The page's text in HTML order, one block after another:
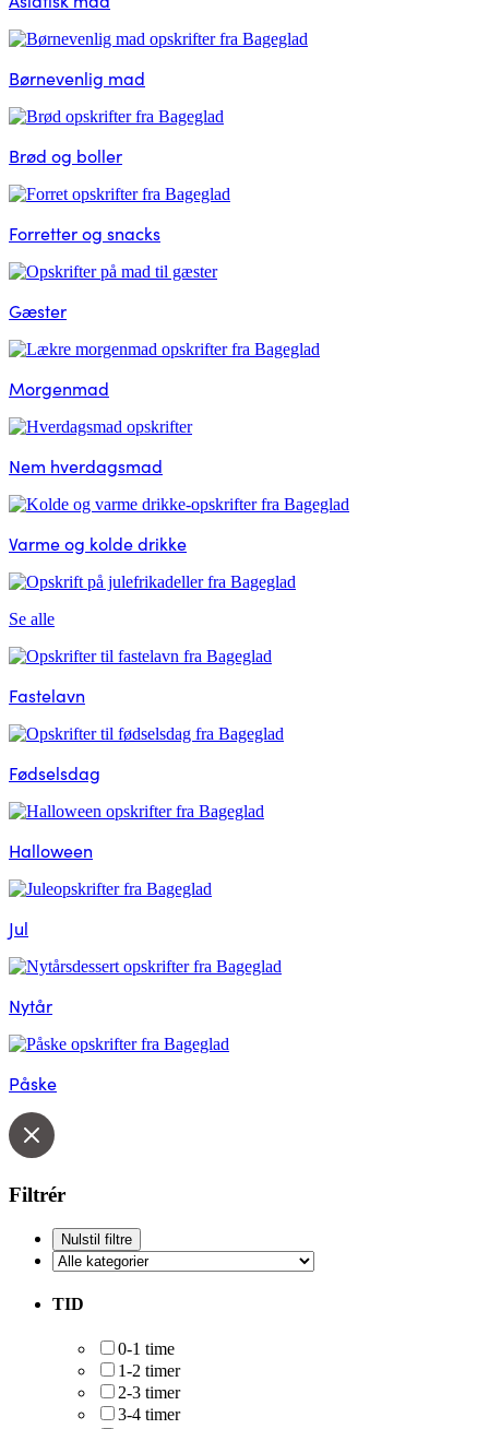
Børnevenlig mad
Brød og boller
Forretter og snacks
Gæster
Morgenmad
Nem hverdagsmad
Varme og kolde drikke
Se alle
Fastelavn
Fødselsdag
Halloween
Jul
Nytår
Påske
Filtrér
TID
0-1 time
1-2 timer
2-3 timer
3-4 timer